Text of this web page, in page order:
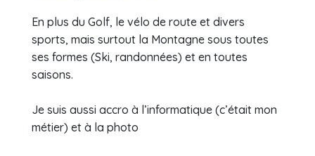
En plus du Golf, le vélo de route et divers
sports, mais surtout la Montagne sous toutes
ses formes (Ski, randonnées) et en toutes
saisons.
Je suis aussi accro à l’informatique (c’était mon
métier) et à la photo